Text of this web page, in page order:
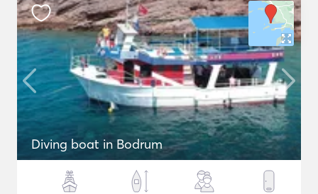
Diving boat in Bodrum